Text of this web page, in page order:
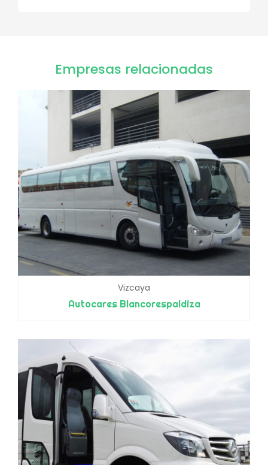
Empresas relacionadas
Vizcaya
Autocares Blancorespaldiza